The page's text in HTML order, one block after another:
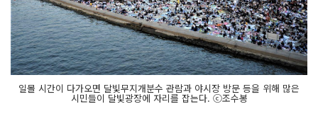
일몰 시간이 다가오면 달빛무지개분수 관람과 야시장 방문 등을 위해 많은
시민들이 달빛광장에 자리를 잡는다. ⓒ조수봉